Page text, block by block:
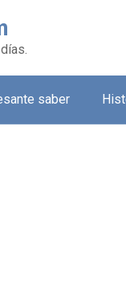
saber